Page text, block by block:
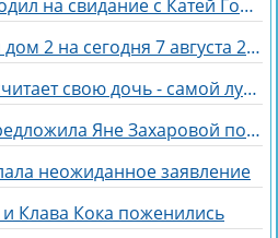
Сергей Хорошев сходил на свидание с Катей Гориной
Последние новости дом 2 на сегодня 7 августа 2026
Дана Борисова не считает свою дочь - самой лучшей дочерью на свете
Настя Ромашова предложила Яне Захаровой пожить у неё в гардеробной
неожиданное заявление
Клава Кока поженились